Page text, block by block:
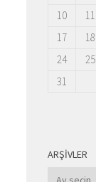
10
11
17
18
24
25
31
ARŞIVLER
Arşivler